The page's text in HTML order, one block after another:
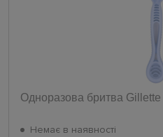
Одноразова бритва
Немає в наявності